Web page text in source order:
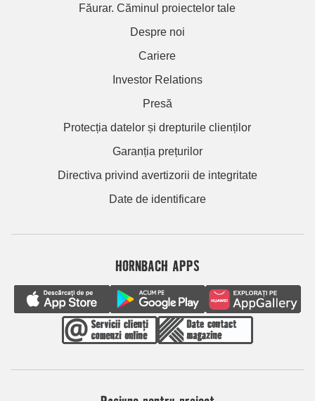
Făurar. Căminul proiectelor tale
Despre noi
Cariere
Investor Relations
Presă
Protecția datelor și drepturile clienților
Garanția prețurilor
Directiva privind avertizorii de integritate
Date de identificare
HORNBACH APPS